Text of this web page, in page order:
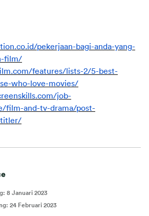
pekerjaan-bagi-anda-yang-
film/
features/lists-2/5-best-
who-love-movies/
job-
film-and-tv-drama/post-
: 8 Januari 2023
: 24 Februari 2023